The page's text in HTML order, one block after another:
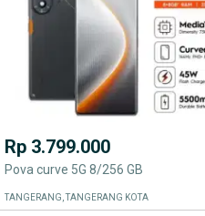
Rp 3.799.000
Pova curve 5G 8/256 GB
TANGERANG, TANGERANG KOTA